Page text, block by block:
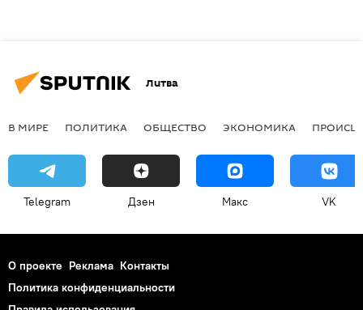
Литва
В МИРЕ ПОЛИТИКА ОБЩЕСТВО ЭКОНОМИКА
Telegram Дзен Макс VK
О проекте Реклама Контакты
Политика конфиденциальности